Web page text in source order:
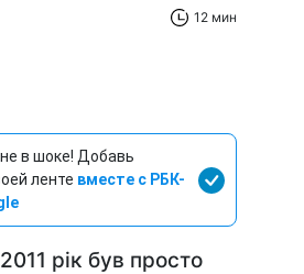
12 мин
в шоке! Добавь
ленте вместе с РБК-
рік був просто